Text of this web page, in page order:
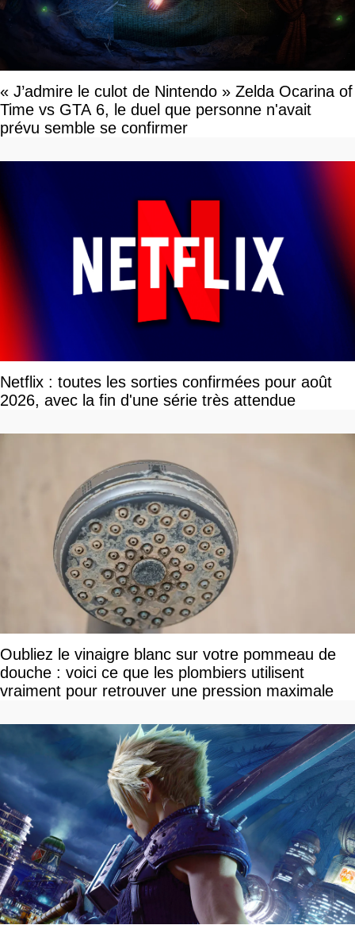
« J’admire le culot de Nintendo » Zelda Ocarina of
Time vs GTA 6, le duel que personne n'avait
prévu semble se confirmer
Netflix : toutes les sorties confirmées pour août
2026, avec la fin d'une série très attendue
Oubliez le vinaigre blanc sur votre pommeau de
douche : voici ce que les plombiers utilisent
vraiment pour retrouver une pression maximale